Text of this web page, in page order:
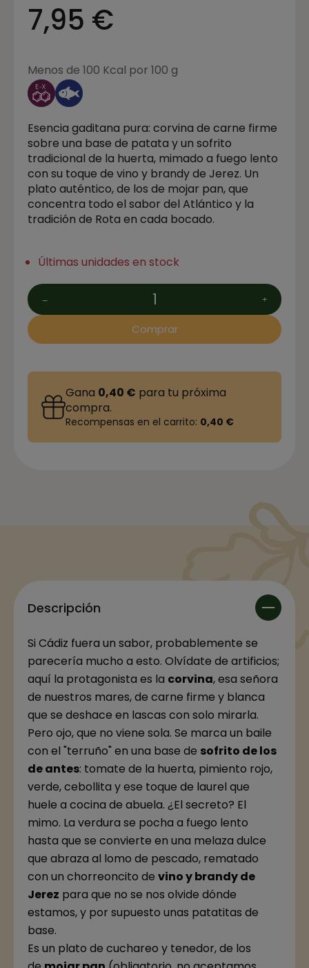
7,95 €
Menos de 100 Kcal por 100 g
Esencia gaditana pura: corvina de carne firme
sobre una base de patata y un sofrito
tradicional de la huerta, mimado a fuego lento
con su toque de vino y brandy de Jerez. Un
plato auténtico, de los de mojar pan, que
concentra todo el sabor del Atlántico y la
tradición de Rota en cada bocado.
Últimas unidades en stock
Comprar
Gana 0,40 € para tu próxima
compra.
Recompensas en el carrito: 0,40 €
Descripción
Si Cádiz fuera un sabor, probablemente se
parecería mucho a esto. Olvídate de artificios;
aquí la protagonista es la corvina, esa señora
de nuestros mares, de carne firme y blanca
que se deshace en lascas con solo mirarla.
Pero ojo, que no viene sola. Se marca un baile
con el "terruño" en una base de sofrito de los
de antes: tomate de la huerta, pimiento rojo,
verde, cebollita y ese toque de laurel que
huele a cocina de abuela. ¿El secreto? El
mimo. La verdura se pocha a fuego lento
hasta que se convierte en una melaza dulce
que abraza al lomo de pescado, rematado
con un chorreoncito de vino y brandy de
Jerez para que no se nos olvide dónde
estamos, y por supuesto unas patatitas de
base.
Es un plato de cuchareo y tenedor, de los